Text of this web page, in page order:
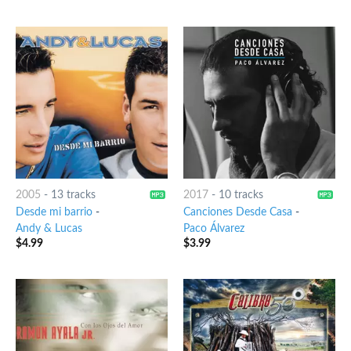
2005 - 13 tracks
Desde mi barrio-
Andy & Lucas
$4.99
2017 - 10 tracks
Canciones Desde Casa -
Paco Álvarez
$3.99